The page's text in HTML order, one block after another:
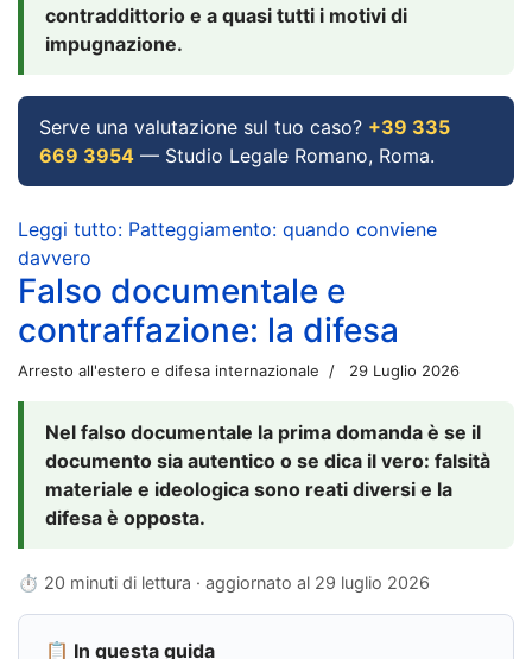
contraddittorio e a quasi tutti i motivi di
impugnazione.
Serve una valutazione sul tuo caso? +39 335
669 3954 — Studio Legale Romano, Roma.
Leggi tutto: Patteggiamento: quando conviene
davvero
Falso documentale e
contraffazione: la difesa
Arresto all'estero e difesa internazionale 29 Luglio 2026
Nel falso documentale la prima domanda è se il
documento sia autentico o se dica il vero: falsità
materiale e ideologica sono reati diversi e la
difesa è opposta.
⏱ 20 minuti di lettura · aggiornato al 29 luglio 2026
📋 In questa guida